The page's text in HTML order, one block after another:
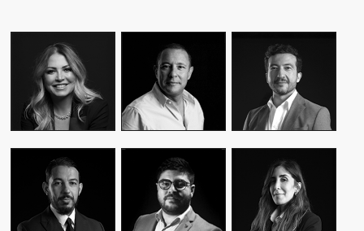
FATIME ZOHRA
OUTAGHANI
CEO & FOUNDER
ALEX AXIOTIS
CEO & FOUNDER
AMIN FARES
GENERAL
MANAGER